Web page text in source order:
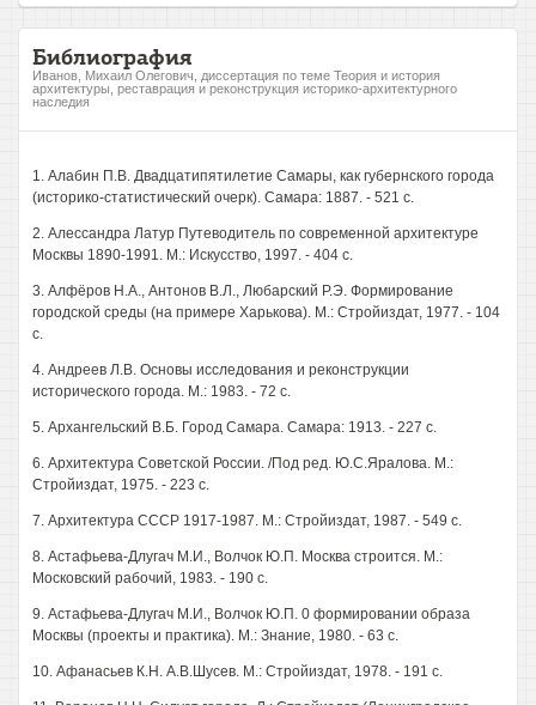
Библиография
Иванов, Михаил Олегович, диссертация по теме Теория и история
архитектуры, реставрация и реконструкция историко-архитектурного
наследия
1. Алабин П.В. Двадцатипятилетие Самары, как губернского города
(историко-статистический очерк). Самара: 1887. - 521 с.
2. Алессандра Латур Путеводитель по современной архитектуре
Москвы 1890-1991. М.: Искусство, 1997. - 404 с.
3. Алфёров H.A., Антонов В.Л., Любарский Р.Э. Формирование
городской среды (на примере Харькова). М.: Стройиздат, 1977. - 104
с.
4. Андреев Л.В. Основы исследования и реконструкции
исторического города. М.: 1983. - 72 с.
5. Архангельский В.Б. Город Самара. Самара: 1913. - 227 с.
6. Архитектура Советской России. /Под ред. Ю.С.Яралова. М.:
Стройиздат, 1975. - 223 с.
7. Архитектура СССР 1917-1987. М.: Стройиздат, 1987. - 549 с.
8. Астафьева-Длугач М.И., Волчок Ю.П. Москва строится. М.:
Московский рабочий, 1983. - 190 с.
9. Астафьева-Длугач М.И., Волчок Ю.П. 0 формировании образа
Москвы (проекты и практика). М.: Знание, 1980. - 63 с.
10. Афанасьев К.Н. А.В.Шусев. М.: Стройиздат, 1978. - 191 с.